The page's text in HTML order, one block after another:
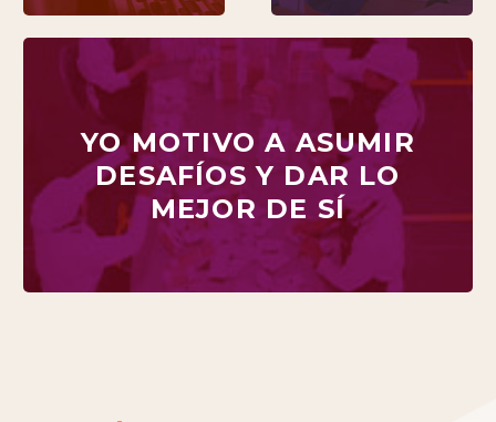
YO MOTIVO A ASUMIR
DESAFÍOS Y DAR LO
MEJOR DE SÍ
YO MOTIVO A ASUMIR
DESAFÍOS Y DAR LO
MEJOR DE SÍ